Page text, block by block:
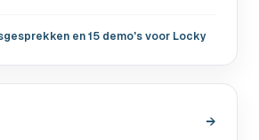
en 15 demo's voor Locky
→